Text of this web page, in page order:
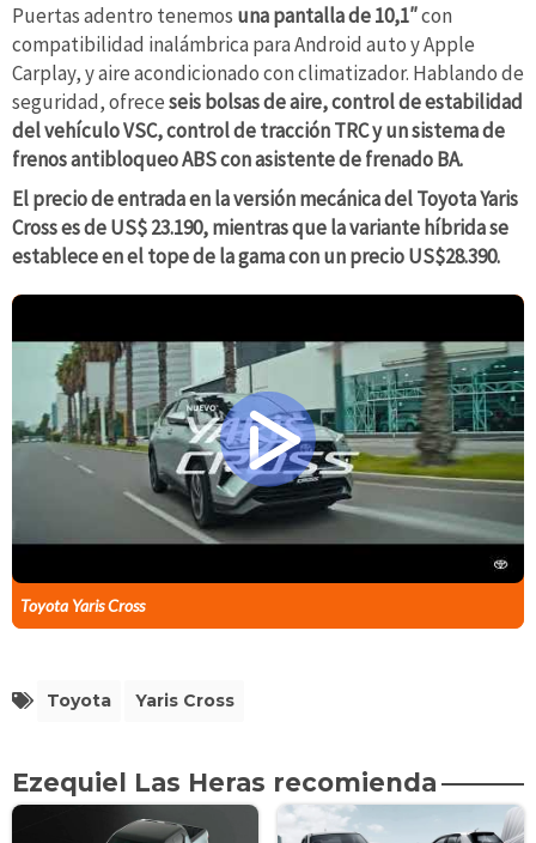
Puertas adentro tenemos una pantalla de 10,1″con
compatibilidad inalámbrica para Android auto y Apple
Carplay, y aire acondicionado con climatizador. Hablando de
seguridad, ofreceseis bolsas de aire, control de estabilidad
del vehículo VSC, control de tracción TRC y un sistema de
frenos antibloqueo ABS con asistente de frenado BA.
El precio de entrada en la versión mecánica del Toyota Yaris
Cross es de US$ 23.190, mientras que la variante híbrida se
establece en el tope de la gama con un precio US$28.390.
Toyota Yaris Cross
Toyota Yaris Cross
Ezequiel Las Heras recomienda